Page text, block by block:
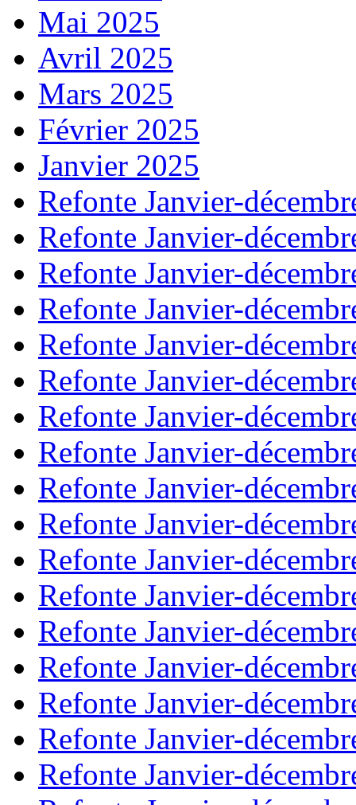
Mai 2025
Avril 2025
Mars 2025
Février 2025
Janvier 2025
Refonte Janvier-
Refonte Janvier-
Refonte Janvier-
Refonte Janvier-
Refonte Janvier-
Refonte Janvier-
Refonte Janvier-
Refonte Janvier-
Refonte Janvier-
Refonte Janvier-
Refonte Janvier-
Refonte Janvier-
Refonte Janvier-
Refonte Janvier-
Refonte Janvier-
Refonte Janvier-
Refonte Janvier-